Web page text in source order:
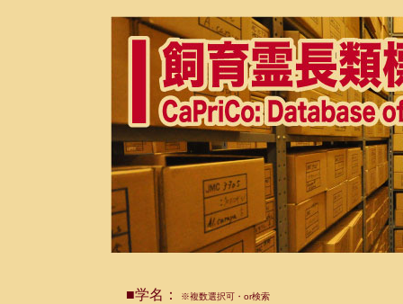
■学名： ※複数選択可・or検索